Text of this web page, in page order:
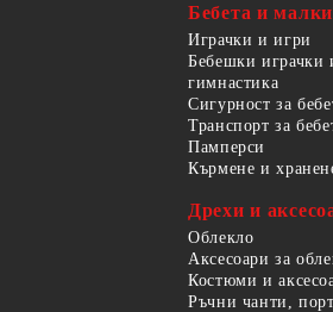
Бебета и
Играчки и игри
Бебешки играчки
гимнастика
Сигурност за
Транспорт за
Памперси
Кърмене и
Дрехи и
Облекло
Аксесоари за
Костюми и
Ръчни чанти,